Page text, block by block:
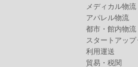
メディカル物流
アパレル物流
都市・館内物流
スタートアッ
利用運送
貿易・税関